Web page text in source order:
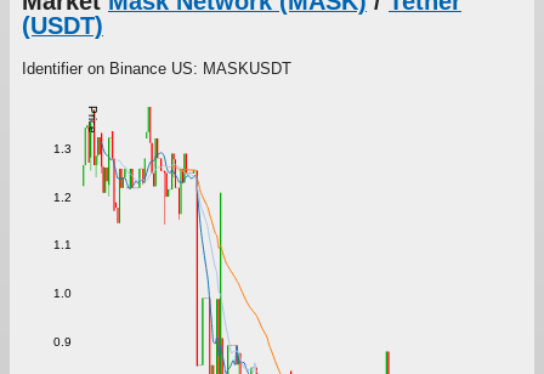
(USDT)
Identifier on Binance US: MASKUSDT
Price
0.9
1.0
1.1
1.2
1.3